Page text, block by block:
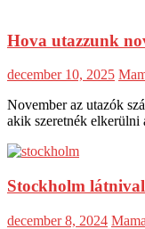
Hova utazzunk
december 10, 2025
November az utazók
akik szeretnék elkerülni
Stockholm
december 8, 2024